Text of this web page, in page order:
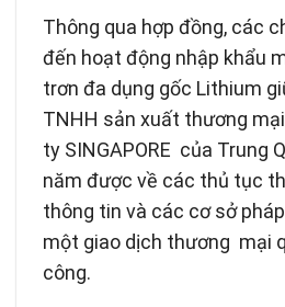
Thông qua hợp đồng, các
đến hoạt động nhập khẩu
trơn đa dụng gốc Lithium
TNHH sản xuất thương
ty SINGAPORE của Trung
năm được về các thủ tục
thông tin và các cơ sở
một giao dịch thương mại
công.